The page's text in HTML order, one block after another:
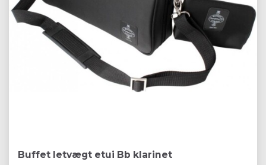
Buffet letvægt etui Bb klarinet